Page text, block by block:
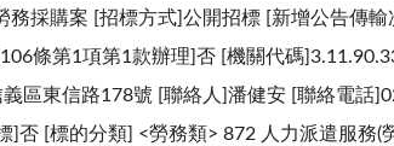
採購案 [招標方式]公開招標 [新增公告傳
條第1項第1款辦理]否 [機關代碼
區東信路178號 [聯絡人]潘健安 [聯絡電話
否 [標的分類] <勞務類> 872 人力派遣服務(